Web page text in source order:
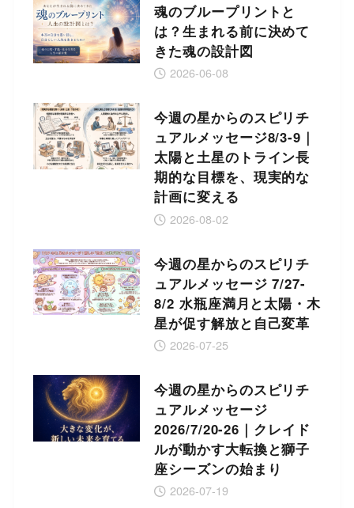
魂のブループリントと
は？生まれる前に決めて
きた魂の設計図
2026-06-08
今週の星からのスピリチ
ュアルメッセージ8/3-9｜
太陽と土星のトライン長
期的な目標を、現実的な
計画に変える
2026-08-02
今週の星からのスピリチ
ュアルメッセージ 7/27-
8/2 水瓶座満月と太陽・木
星が促す解放と自己変革
2026-07-25
今週の星からのスピリチ
ュアルメッセージ
2026/7/20-26｜クレイド
ルが動かす大転換と獅子
座シーズンの始まり
2026-07-19